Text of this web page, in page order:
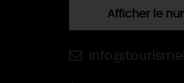
Afficher le